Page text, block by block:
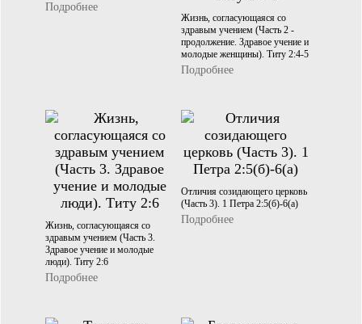
Подробнее
Жизнь, согласующаяся со
здравым учением (Часть 2 -
продолжение. Здравое учение и
молодые женщины). Титу 2:4-5
Подробнее
Жизнь, согласующаяся со
здравым учением (Часть 3.
Здравое учение и молодые
люди). Титу 2:6
Подробнее
Отличия созидающего церковь
(Часть 3). 1 Петра 2:5(б)-6(а)
Подробнее